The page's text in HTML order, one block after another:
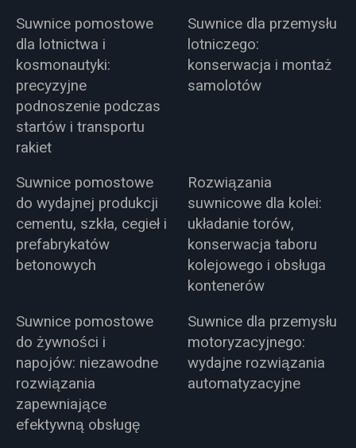
Suwnice pomostowe
dla lotnictwa i
kosmonautyki:
precyzyjne
podnoszenie podczas
startów i transportu
rakiet
Suwnice dla przemysłu
lotniczego:
konserwacja i montaż
samolotów
Suwnice pomostowe
do wydajnej produkcji
cementu, szkła, cegieł i
prefabrykatów
betonowych
Rozwiązania
suwnicowe dla kolei:
układanie torów,
konserwacja taboru
kolejowego i obsługa
kontenerów
Suwnice pomostowe
do żywności i
napojów: niezawodne
rozwiązania
zapewniające
efektywną obsługę
Suwnice dla przemysłu
motoryzacyjnego:
wydajne rozwiązania
automatyzacyjne